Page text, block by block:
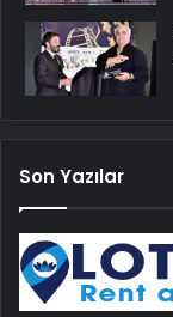
Son Yazılar